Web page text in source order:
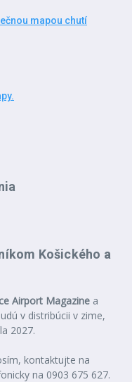
mapou chutí
Košického a
Airport Magazine a
v distribúcii v zime,
2027.
kontaktujte na
na 0903 675 627.